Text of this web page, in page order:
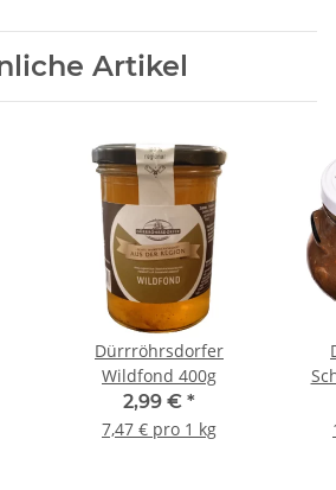
Artikel
Dürrröhrsdorfer
Wildfond 400g
2,99 € *
7,47 € pro 1 kg